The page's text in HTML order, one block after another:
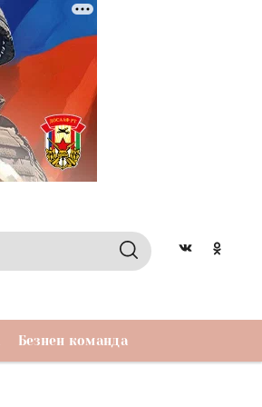
Безнен команда